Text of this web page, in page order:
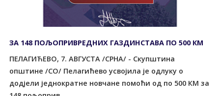
ЗА 148 ПОЉОПРИВРЕДНИХ ГАЗДИНСТАВА ПО 500 КМ
ПЕЛАГИЋЕВО, 7. АВГУСТА /СРНА/ - Скупштина
општине /СО/ Пелагићево усвојила је одлуку о
додјели једнократне новчане помоћи од по 500 КМ за